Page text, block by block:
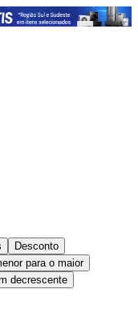
Desconto
para o maior
decrescente